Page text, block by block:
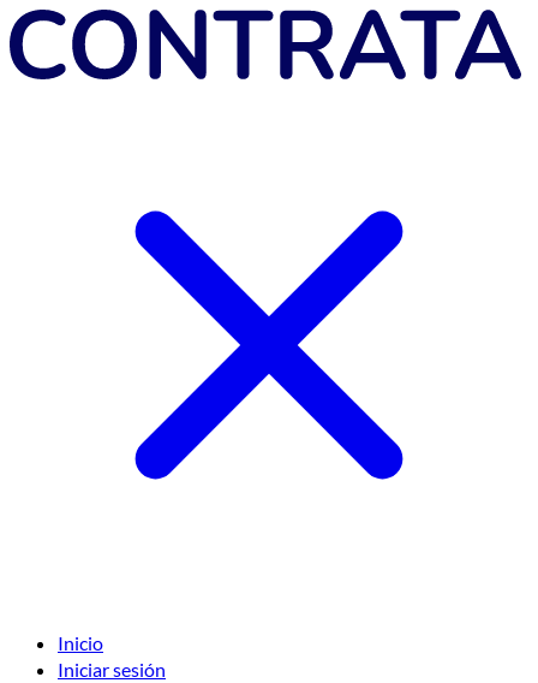
Inicio
Iniciar sesión